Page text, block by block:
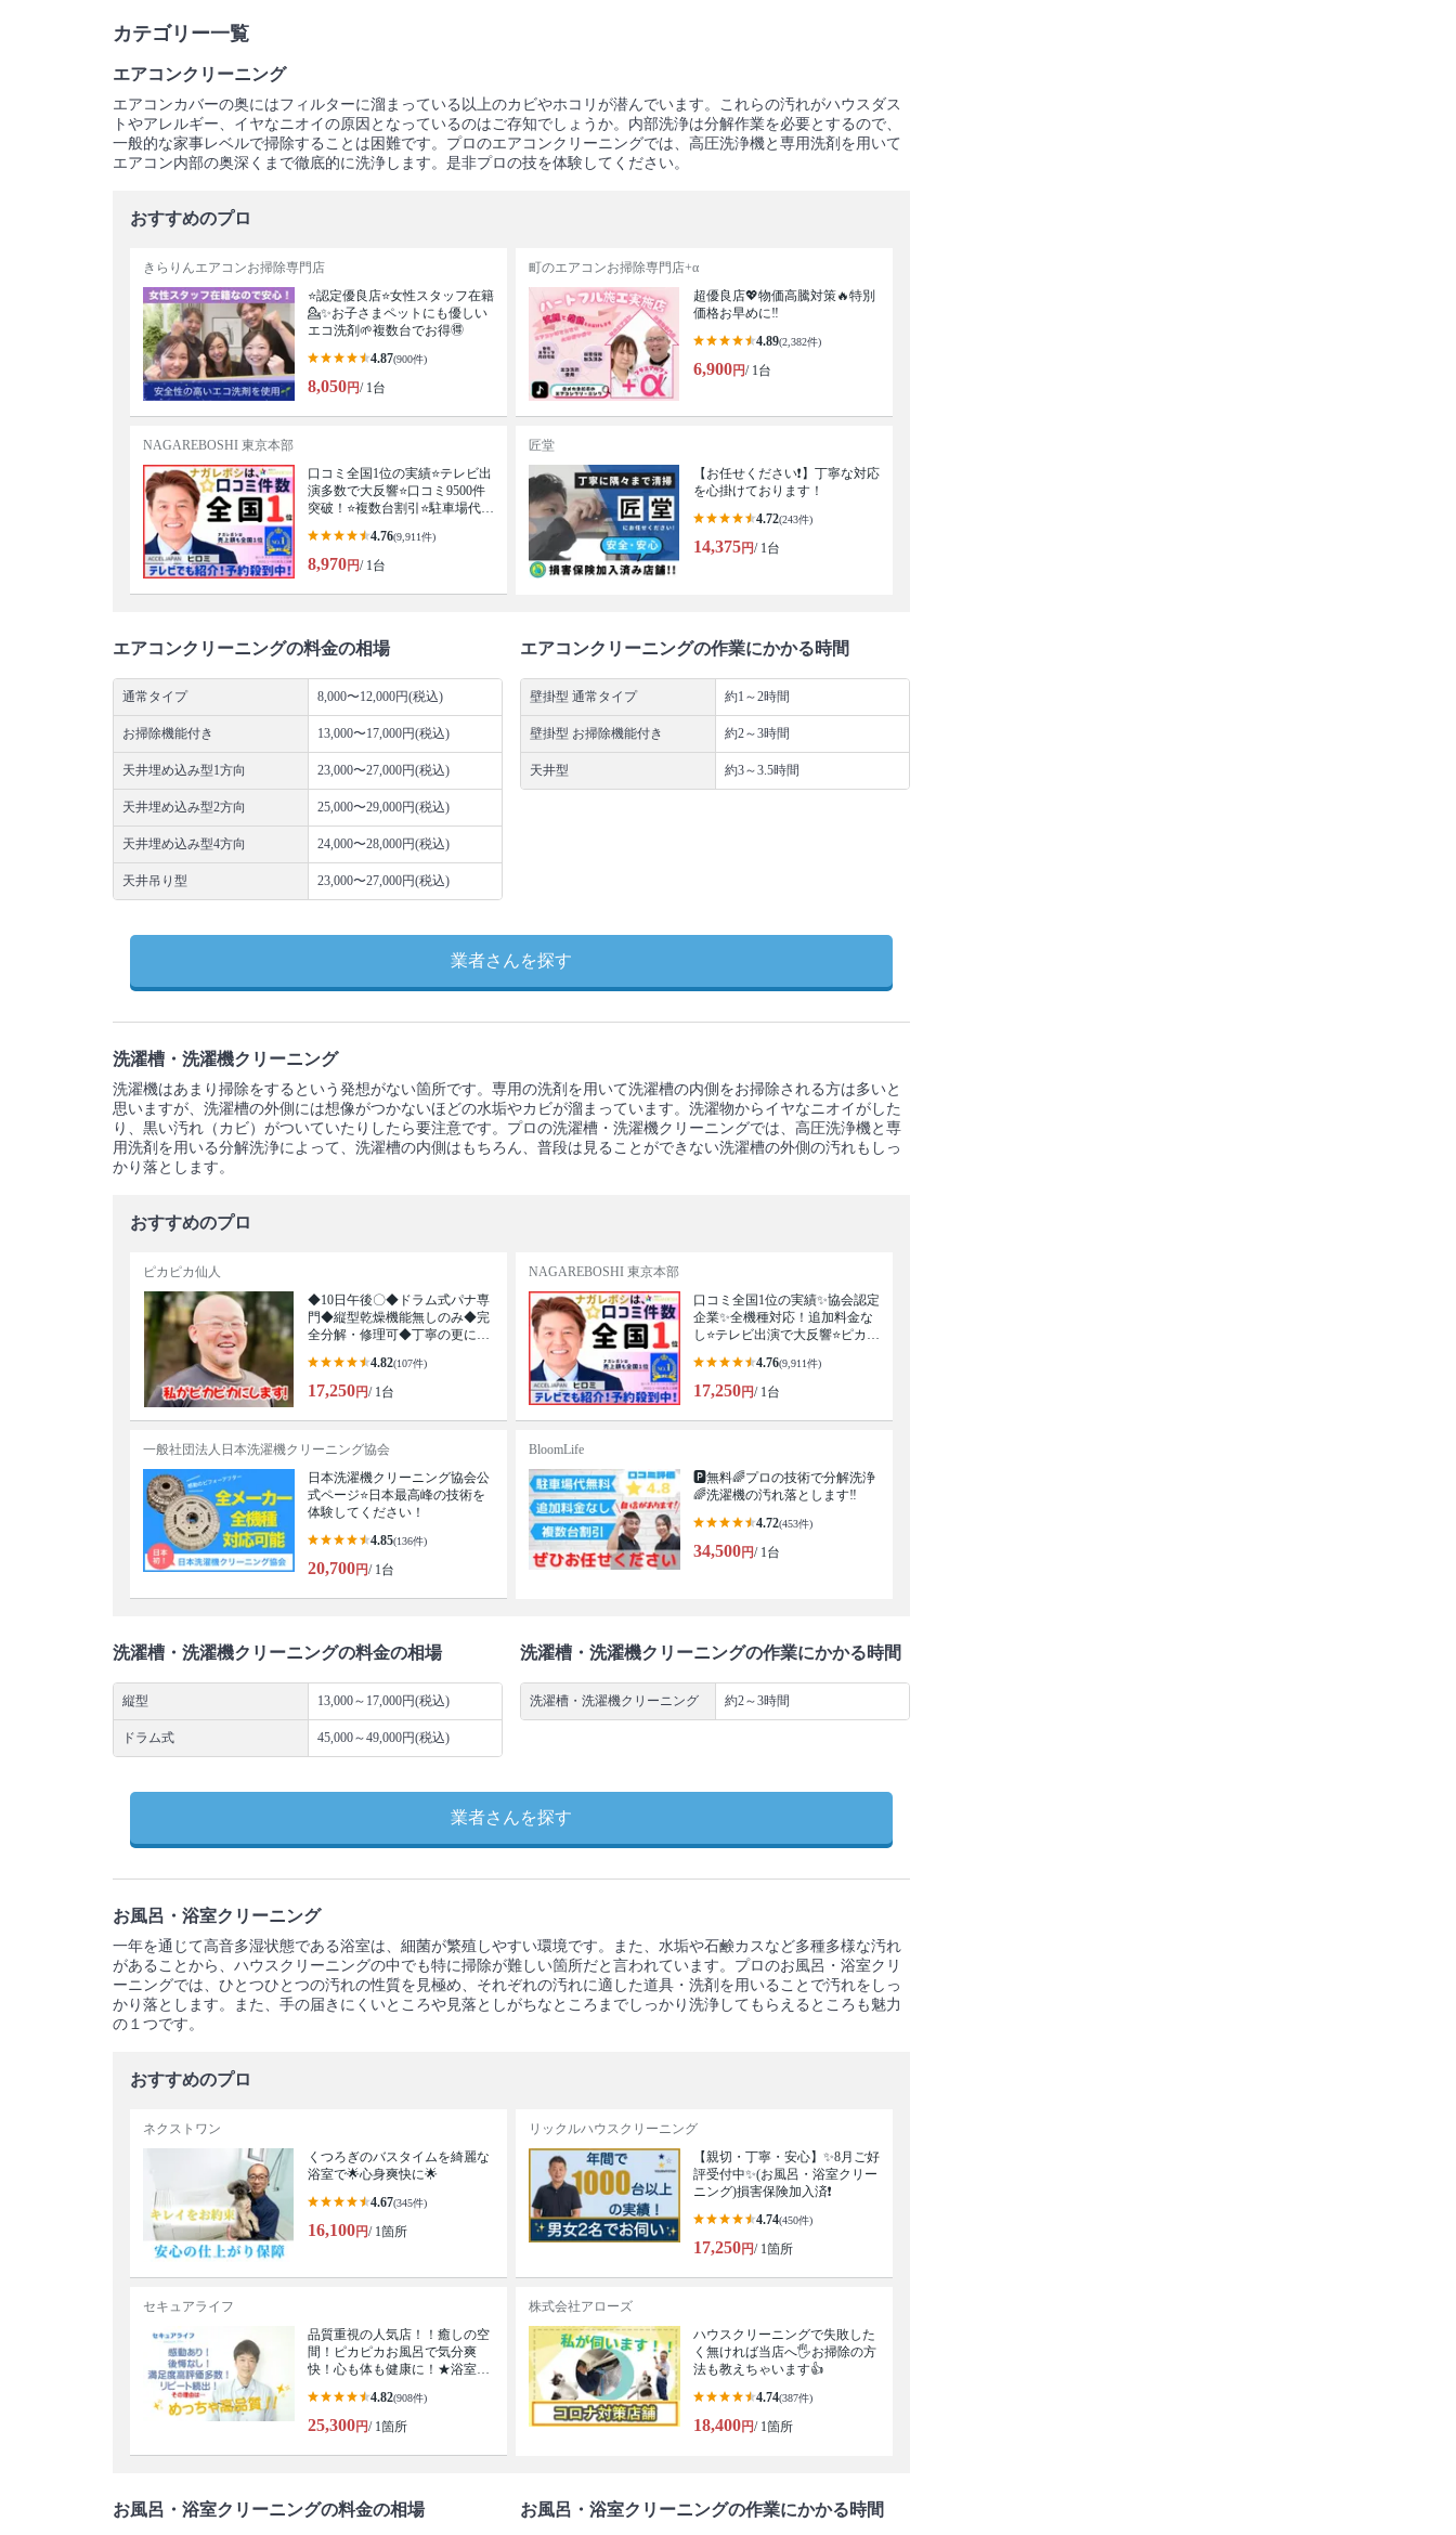
カテゴリー一覧
エアコンクリーニング
エアコンカバーの奥にはフィルターに溜まっている以上のカビやホコリが潜んでいます。これらの汚れがハウスダス
トやアレルギー、イヤなニオイの原因となっているのはご存知でしょうか。内部洗浄は分解作業を必要とするので、
一般的な家事レベルで掃除することは困難です。プロのエアコンクリーニングでは、高圧洗浄機と専用洗剤を用いて
エアコン内部の奥深くまで徹底的に洗浄します。是非プロの技を体験してください。
おすすめのプロ
きらりんエアコンお掃除専門店
⭐️認定優良店⭐️女性スタッフ在籍
💁‍✨お子さまペットにも優しい
エコ洗剤🌱複数台でお得🉐
4.87(900件)
8,050円/ 1台
町のエアコンお掃除専門店+α
超優良店💖物価高騰対策🔥特別
価格お早めに‼️
4.89(2,382件)
6,900円/ 1台
NAGAREBOSHI 東京本部
口コミ全国1位の実績⭐テレビ出
演多数で大反響⭐口コミ9500件
突破！⭐複数台割引⭐駐車場代無
4.76(9,911件)
8,970円/ 1台
匠堂
【お任せください❗️】丁寧な対応
を心掛けております！
4.72(243件)
14,375円/ 1台
エアコンクリーニングの料金の相場
通常タイプ 8,000〜12,000円(税込)
お掃除機能付き 13,000〜17,000円(税込)
天井埋め込み型1方向 23,000〜27,000円(税込)
天井埋め込み型2方向 25,000〜29,000円(税込)
天井埋め込み型4方向 24,000〜28,000円(税込)
天井吊り型 23,000〜27,000円(税込)
エアコンクリーニングの作業にかかる時間
壁掛型 通常タイプ 約1～2時間
壁掛型 お掃除機能付き 約2～3時間
天井型 約3～3.5時間
業者さんを探す
洗濯槽・洗濯機クリーニング
洗濯機はあまり掃除をするという発想がない箇所です。専用の洗剤を用いて洗濯槽の内側をお掃除される方は多いと
思いますが、洗濯槽の外側には想像がつかないほどの水垢やカビが溜まっています。洗濯物からイヤなニオイがした
り、黒い汚れ（カビ）がついていたりしたら要注意です。プロの洗濯槽・洗濯機クリーニングでは、高圧洗浄機と専
用洗剤を用いる分解洗浄によって、洗濯槽の内側はもちろん、普段は見ることができない洗濯槽の外側の汚れもしっ
かり落とします。
おすすめのプロ
ピカピカ仙人
◆10日午後〇◆ドラム式パナ専
門◆縦型乾燥機能無しのみ◆完
全分解・修理可◆丁寧の更に上
4.82(107件)
17,250円/ 1台
NAGAREBOSHI 東京本部
口コミ全国1位の実績✨協会認定
企業✨全機種対応！追加料金な
し⭐テレビ出演で大反響⭐ピカピ
4.76(9,911件)
17,250円/ 1台
一般社団法人日本洗濯機クリーニング協会
日本洗濯機クリーニング協会公
式ページ⭐日本最高峰の技術を
体験してください！
4.85(136件)
20,700円/ 1台
BloomLife
🅿️無料🌈プロの技術で分解洗浄
🌈洗濯機の汚れ落とします‼
4.72(453件)
34,500円/ 1台
洗濯槽・洗濯機クリーニングの料金の相場
縦型 13,000～17,000円(税込)
ドラム式 45,000～49,000円(税込)
洗濯槽・洗濯機クリーニングの作業にかかる時間
洗濯槽・洗濯機クリーニング 約2～3時間
業者さんを探す
お風呂・浴室クリーニング
一年を通じて高音多湿状態である浴室は、細菌が繁殖しやすい環境です。また、水垢や石鹸カスなど多種多様な汚れ
があることから、ハウスクリーニングの中でも特に掃除が難しい箇所だと言われています。プロのお風呂・浴室クリ
ーニングでは、ひとつひとつの汚れの性質を見極め、それぞれの汚れに適した道具・洗剤を用いることで汚れをしっ
かり落とします。また、手の届きにくいところや見落としがちなところまでしっかり洗浄してもらえるところも魅力
の１つです。
おすすめのプロ
ネクストワン
くつろぎのバスタイムを綺麗な
浴室で🌟心身爽快に🌟
4.67(345件)
16,100円/ 1箇所
リックルハウスクリーニング
【親切・丁寧・安心】✨️8月ご好
評受付中✨️(お風呂・浴室クリー
ニング)損害保険加入済❗️
4.74(450件)
17,250円/ 1箇所
セキュアライフ
品質重視の人気店！！癒しの空
間！ピカピカお風呂で気分爽
快！心も体も健康に！★浴室ク
4.82(908件)
25,300円/ 1箇所
株式会社アローズ
ハウスクリーニングで失敗した
く無ければ当店へ🖐️お掃除の方
法も教えちゃいます👍
4.74(387件)
18,400円/ 1箇所
お風呂・浴室クリーニングの料金の相場 お風呂・浴室クリーニングの作業にかかる時間